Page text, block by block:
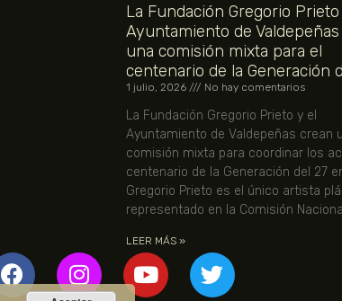
La Fundación Gregorio
Ayuntamiento de
una comisión mixta para el
centenario de la Generación
1 julio, 2026 No hay comentarios
La Fundación Gregorio Prieto y el
Ayuntamiento de Valdepeñas crean
comisión mixta para coordinar los
centenario de la Generación del 27
Gregorio Prieto es el único artista
representado en la Comisión
LEER MÁS »